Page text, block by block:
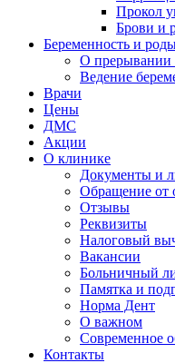
Прокол
Брови и
Беременность и
О прерывании
Ведение
Врачи
Цены
ДМС
Акции
О клинике
Документы и
Обращение от
Отзывы
Реквизиты
Налоговый
Вакансии
Больничный
Памятка и
Норма Дент
О важном
Современное
Контакты